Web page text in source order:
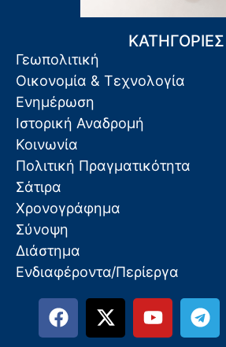
ΚΑΤΗΓΟΡΙΕΣ
Γεωπολιτική
Οικονομία & Τεχνολογία
Ενημέρωση
Ιστορική Αναδρομή
Κοινωνία
Πολιτική Πραγματικότητα
Σάτιρα
Χρονογράφημα
Σύνοψη
Διάστημα
Ενδιαφέροντα/Περίεργα